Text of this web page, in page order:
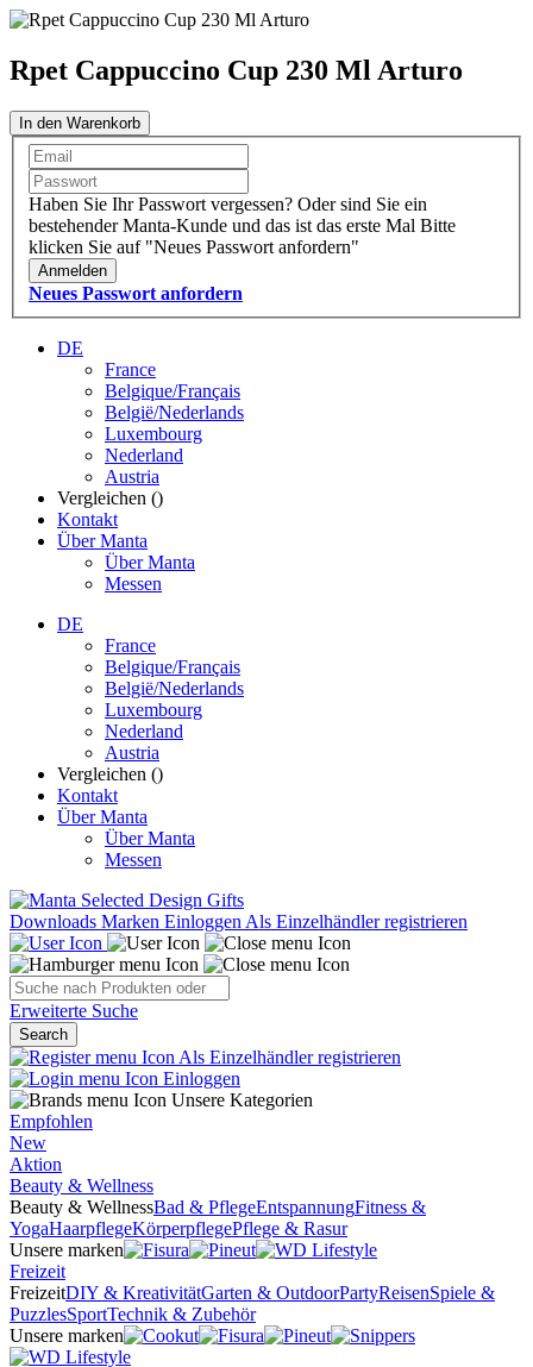
Rpet Cappuccino Cup 230 Ml Arturo
In den Warenkorb
Haben Sie Ihr Passwort vergessen? Oder sind Sie ein
bestehender Manta-Kunde und das ist das erste Mal Bitte
klicken Sie auf "Neues Passwort anfordern"
Anmelden
Neues Passwort anfordern
DE
France
Belgique/Français
België/Nederlands
Luxembourg
Nederland
Austria
Vergleichen ()
Kontakt
Über Manta
Über Manta
Messen
DE
France
Belgique/Français
België/Nederlands
Luxembourg
Nederland
Austria
Vergleichen ()
Kontakt
Über Manta
Über Manta
Messen
Downloads Marken EinloggenAls Einzelhändler registrieren
Erweiterte Suche
Search
Als Einzelhändler registrieren
Einloggen
Unsere Kategorien
Empfohlen
New
Aktion
Beauty & Wellness
Beauty & WellnessBad & PflegeEntspannungFitness &
YogaHaarpflegeKörperpflegePflege & Rasur
Unsere marken
Freizeit
FreizeitDIY & KreativitätGarten & OutdoorPartyReisenSpiele &
PuzzlesSportTechnik & Zubehör
Unsere marken